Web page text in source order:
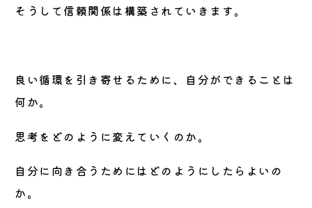
そうして信頼関係は構築されていきます。
良い循環を引き寄せるために、自分ができることは
何か。
思考をどのように変えていくのか。
自分に向き合うためにはどのようにしたらよいの
か。